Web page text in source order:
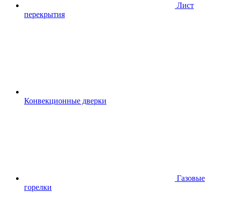
Лист
перекрытия
Конвекционные дверки
Газовые
горелки